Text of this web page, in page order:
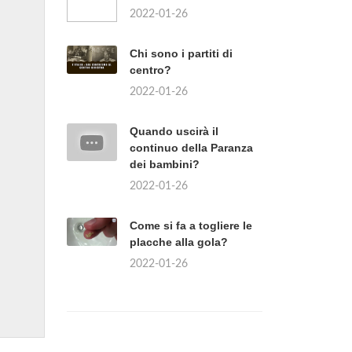
2022-01-26
Chi sono i partiti di
centro?
2022-01-26
Quando uscirà il
continuo della Paranza
dei bambini?
2022-01-26
Come si fa a togliere le
placche alla gola?
2022-01-26